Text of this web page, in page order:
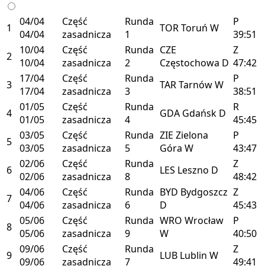
1
04/04
04/04
Część
zasadnicza
Runda
1
TORToruń W
P
39:51
2
10/04
10/04
Część
zasadnicza
Runda
2
CZE
Częstochowa D
Z
47:42
3
17/04
17/04
Część
zasadnicza
Runda
3
TARTarnówW
P
38:51
4 01/05
01/05
Część
zasadnicza
Runda
4
GDA Gdańsk D
R
45:45
5 03/05
03/05
Część
zasadnicza
Runda
5
ZIE Zielona
Góra W
P
43:47
6 02/06
02/06
Część
zasadnicza
Runda
8
LES Leszno D
Z
48:42
7 04/06
04/06
Część
zasadnicza
Runda
6
BYD Bydgoszcz
D
Z
45:43
8 05/06
05/06
Część
zasadnicza
Runda
9
WRO Wrocław
W
P
40:50
9 09/06
09/06
Część
zasadnicza
Runda
7
LUB Lublin W
Z
49:41